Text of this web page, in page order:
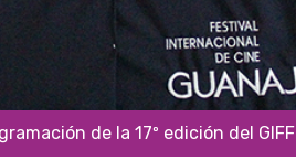
de la 17º edición del GIFF